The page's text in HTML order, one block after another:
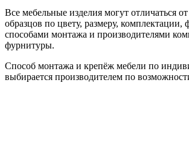
Все мебельные изделия могут отличаться
образцов по цвету, размеру, комплектации,
способами монтажа и производителями
фурнитуры.
Способ монтажа и крепёж мебели по
выбирается производителем по